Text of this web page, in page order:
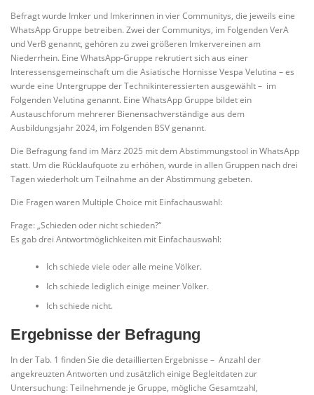
Befragt wurde Imker und Imkerinnen in vier Communitys, die jeweils eine
WhatsApp Gruppe betreiben. Zwei der Communitys, im Folgenden VerA
und VerB genannt, gehören zu zwei größeren Imkervereinen am
Niederrhein. Eine WhatsApp-Gruppe rekrutiert sich aus einer
Interessensgemeinschaft um die Asiatische Hornisse Vespa Velutina – es
wurde eine Untergruppe der Technikinteressierten ausgewählt – im
Folgenden Velutina genannt. Eine WhatsApp Gruppe bildet ein
Austauschforum mehrerer Bienensachverständige aus dem
Ausbildungsjahr 2024, im Folgenden BSV genannt.
Die Befragung fand im März 2025 mit dem Abstimmungstool in WhatsApp
statt. Um die Rücklaufquote zu erhöhen, wurde in allen Gruppen nach drei
Tagen wiederholt um Teilnahme an der Abstimmung gebeten.
Die Fragen waren Multiple Choice mit Einfachauswahl:
Frage: „Schieden oder nicht schieden?“
Es gab drei Antwortmöglichkeiten mit Einfachauswahl:
Ich schiede viele oder alle meine Völker.
Ich schiede lediglich einige meiner Völker.
Ich schiede nicht.
Ergebnisse der Befragung
In der Tab. 1 finden Sie die detaillierten Ergebnisse – Anzahl der
angekreuzten Antworten und zusätzlich einige Begleitdaten zur
Untersuchung: Teilnehmende je Gruppe, mögliche Gesamtzahl,